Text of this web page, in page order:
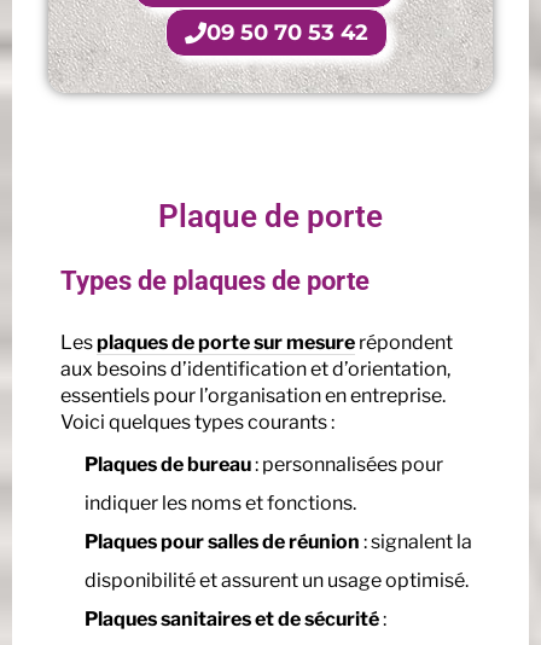
09 50 70 53 42
Plaque de porte
Types de plaques de porte
Lesplaques de porte sur mesure répondent
aux besoins d’identification et d’orientation,
essentiels pour l’organisation en entreprise.
Voici quelques types courants :
Plaques de bureau: personnalisées pour
indiquer les noms et fonctions.
Plaques pour salles de réunion : signalent la
disponibilité et assurent un usage optimisé.
Plaques sanitaires et de sécurité: